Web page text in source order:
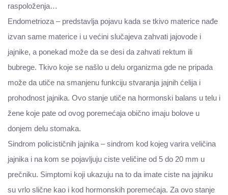
raspoloženja…
Endometrioza – predstavlja pojavu kada se tkivo materice nađe
izvan same materice i u većini slučajeva zahvati jajovode i
jajnike, a ponekad može da se desi da zahvati rektum ili
bubrege. Tkivo koje se našlo u delu organizma gde ne pripada
može da utiče na smanjenu funkciju stvaranja jajnih ćelija i
prohodnost jajnika. Ovo stanje utiče na hormonski balans u telu i
žene koje pate od ovog poremećaja obično imaju bolove u
donjem delu stomaka.
Sindrom policističnih jajnika – sindrom kod kojeg varira veličina
jajnika i na kom se pojavljuju ciste veličine od 5 do 20 mm u
prečniku. Simptomi koji ukazuju na to da imate ciste na jajniku
su vrlo slične kao i kod hormonskih poremećaja. Za ovo stanje